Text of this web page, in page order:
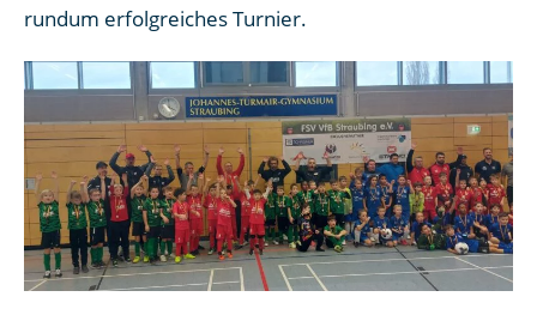
rundum erfolgreiches Turnier.